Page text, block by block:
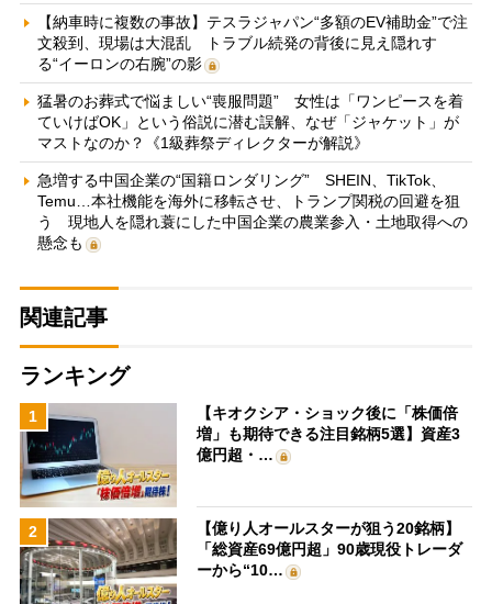
【納車時に複数の事故】テスラジャパン“多額のEV補助金”で注
文殺到、現場は大混乱 トラブル続発の背後に見え隠れす
る“イーロンの右腕”の影
猛暑のお葬式で悩ましい“喪服問題” 女性は「ワンピースを着
ていけばOK」という俗説に潜む誤解、なぜ「ジャケット」が
マストなのか？《1級葬祭ディレクターが解説》
急増する中国企業の“国籍ロンダリング” SHEIN、TikTok、
Temu…本社機能を海外に移転させ、トランプ関税の回避を狙
う 現地人を隠れ蓑にした中国企業の農業参入・土地取得への
懸念も
関連記事
ランキング
1
【キオクシア・ショック後に「株価倍
増」も期待できる注目銘柄5選】資産3
億円超・…
2
【億り人オールスターが狙う20銘柄】
「総資産69億円超」90歳現役トレーダ
ーから“10…